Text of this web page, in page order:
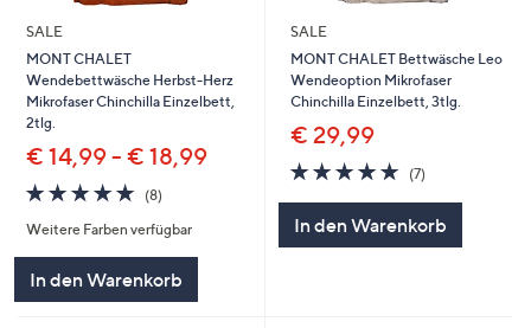
SALE
MONT CHALET
Wendebettwäsche Herbst-Herz
Mikrofaser Chinchilla Einzelbett,
2tlg.
€ 14,99 - € 18,99
4.9
von
5
(8)
Weitere Farben verfügbar
In den Warenkorb
SALE
MONT CHALET Bettwäsche Leo
Wendeoption Mikrofaser
Chinchilla Einzelbett, 3tlg.
€ 29,99
4.9
von
(7)7
In den Warenkorb